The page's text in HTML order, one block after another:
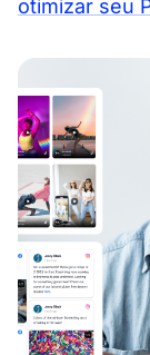
otimizar seu